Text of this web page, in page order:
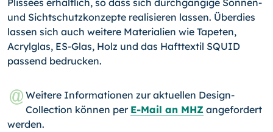
Plissees erhältlich, so dass sich durchgängige Sonnen-
und Sichtschutzkonzepte realisieren lassen. Überdies
lassen sich auch weitere Materialien wie Tapeten,
Acrylglas, ES-Glas, Holz und das Hafttextil SQUID
passend bedrucken.
Weitere Informationen zur aktuellen Design-
Collection können per E-Mail an MHZ angefordert
werden.